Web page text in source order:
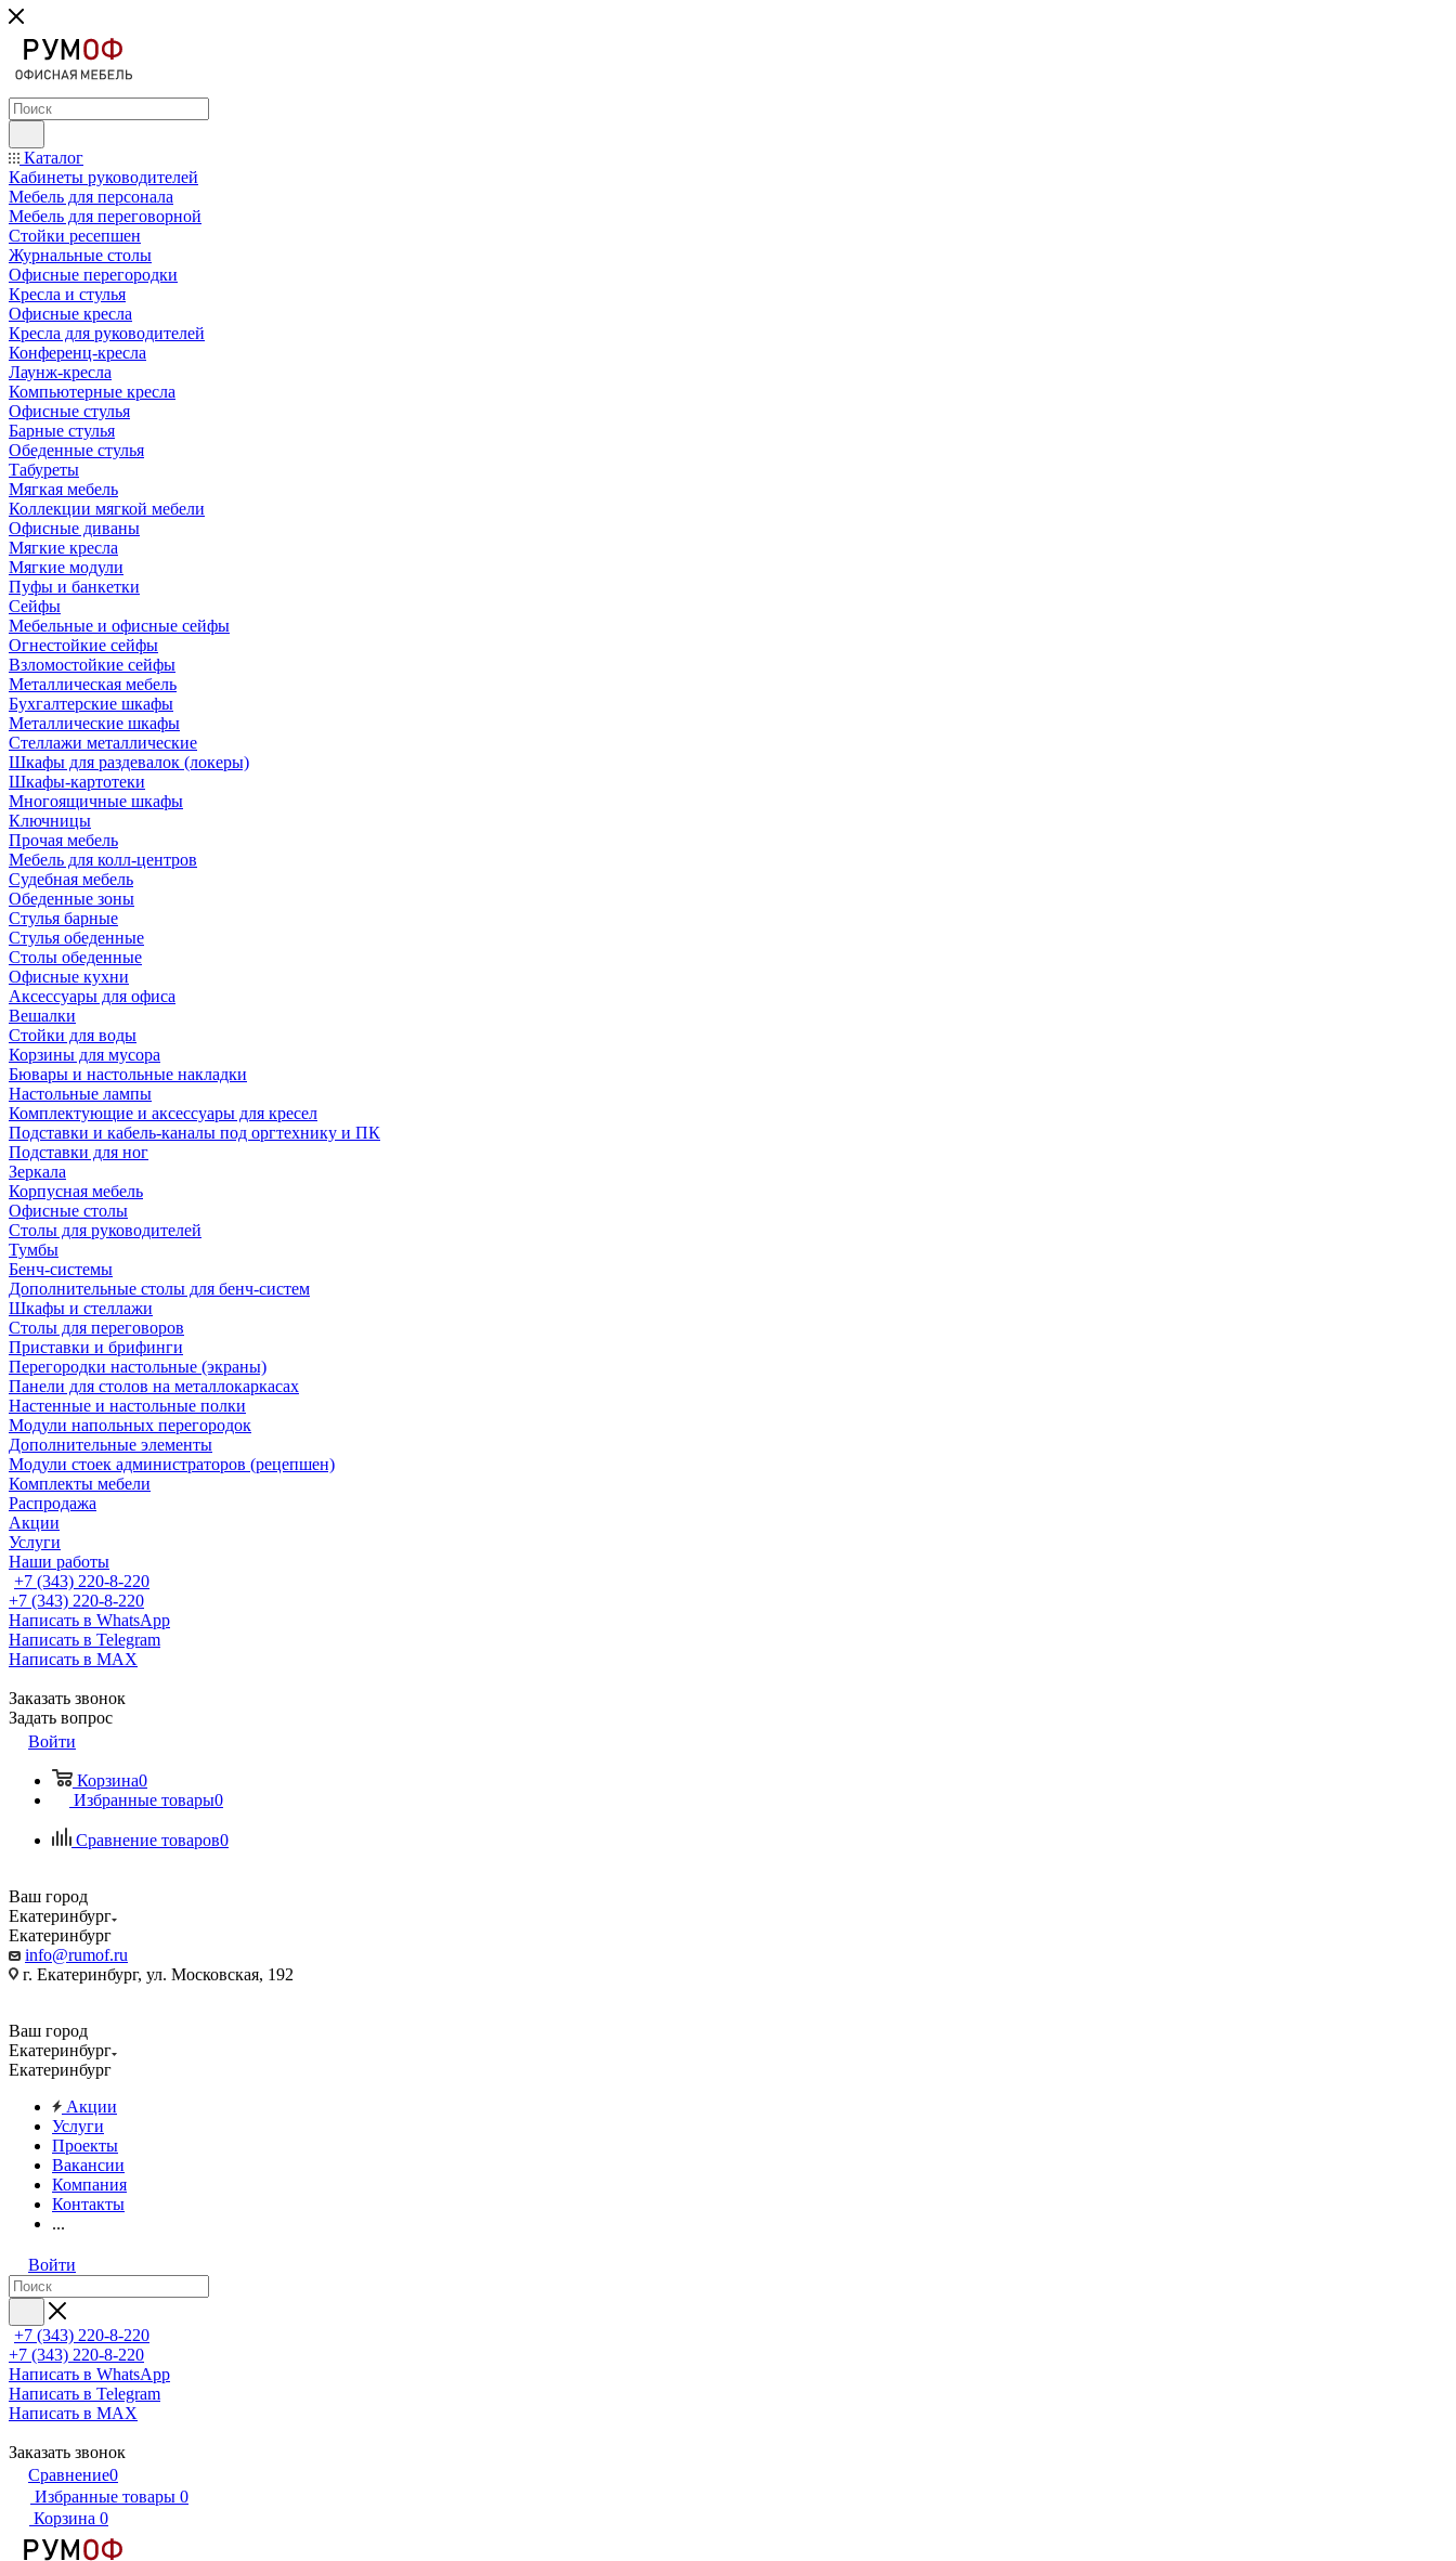
Каталог
Кабинеты руководителей
Мебель для персонала
Мебель для переговорной
Стойки ресепшен
Журнальные столы
Офисные перегородки
Кресла и стулья
Офисные кресла
Кресла для руководителей
Конференц-кресла
Лаунж-кресла
Компьютерные кресла
Офисные стулья
Барные стулья
Обеденные стулья
Табуреты
Мягкая мебель
Коллекции мягкой мебели
Офисные диваны
Мягкие кресла
Мягкие модули
Пуфы и банкетки
Сейфы
Мебельные и офисные сейфы
Огнестойкие сейфы
Взломостойкие сейфы
Металлическая мебель
Бухгалтерские шкафы
Металлические шкафы
Стеллажи металлические
Шкафы для раздевалок (локеры)
Шкафы-картотеки
Многоящичные шкафы
Ключницы
Прочая мебель
Мебель для колл-центров
Судебная мебель
Обеденные зоны
Стулья барные
Стулья обеденные
Столы обеденные
Офисные кухни
Аксессуары для офиса
Вешалки
Стойки для воды
Корзины для мусора
Бювары и настольные накладки
Настольные лампы
Комплектующие и аксессуары для кресел
Подставки и кабель-каналы под оргтехнику и ПК
Подставки для ног
Зеркала
Корпусная мебель
Офисные столы
Столы для руководителей
Тумбы
Бенч-системы
Дополнительные столы для бенч-систем
Шкафы и стеллажи
Столы для переговоров
Приставки и брифинги
Перегородки настольные (экраны)
Панели для столов на металлокаркасах
Настенные и настольные полки
Модули напольных перегородок
Дополнительные элементы
Модули стоек администраторов (рецепшен)
Комплекты мебели
Распродажа
Акции
Услуги
Наши работы
+7 (343) 220-8-220
+7 (343) 220-8-220
Написать в WhatsApp
Написать в Telegram
Написать в MAX
Заказать звонок
Задать вопрос
Войти
Корзина0
Избранные товары0
Сравнение товаров0
Ваш город
Екатеринбург
Екатеринбург
info@rumof.ru
г. Екатеринбург, ул. Московская, 192
Ваш город
Екатеринбург
Екатеринбург
Акции
Услуги
Проекты
Вакансии
Компания
Контакты
...
Войти
+7 (343) 220-8-220
+7 (343) 220-8-220
Написать в WhatsApp
Написать в Telegram
Написать в MAX
Заказать звонок
Сравнение0
Избранные товары 0
Корзина 0